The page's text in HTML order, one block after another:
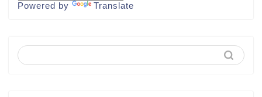
Powered by Translate